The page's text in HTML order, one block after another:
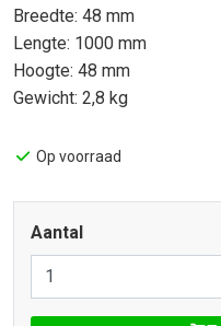
Breedte: 48 mm
Lengte: 1000 mm
Hoogte: 48 mm
Gewicht: 2,8 kg
Op voorraad
Aantal